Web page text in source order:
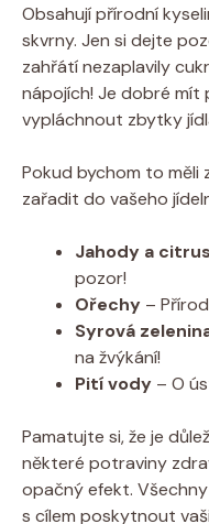
Obsahují přírodní
skvrny. Jen si dejte
zahřátí nezaplavily
nápojích! Je dobré mít
vypláchnout zbytky
Pokud bychom to měli
zařadit do vašeho
Jahody a
pozor!
Ořechy –
Syrová
na žvýkání!
Pití vody – O
Pamatujte si, že je
některé potraviny
opačný efekt.
s cílem poskytnout